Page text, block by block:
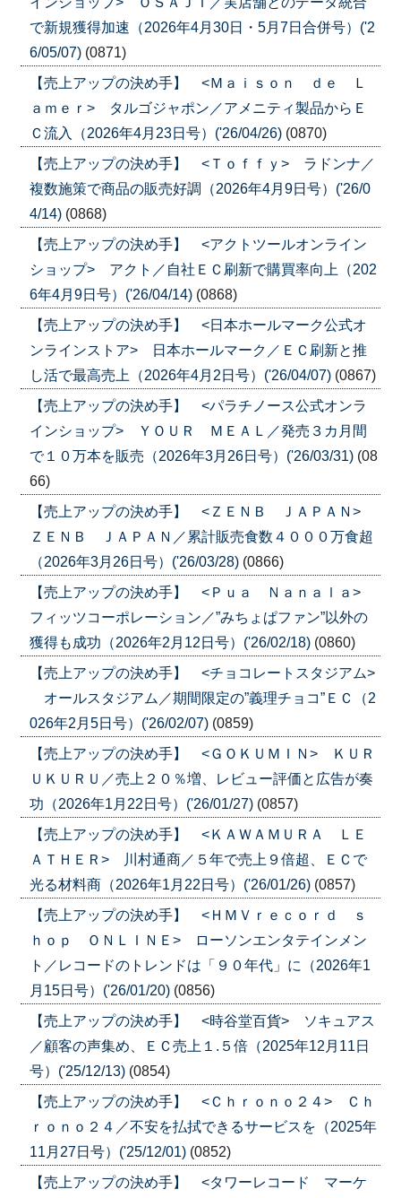
で新規獲得加速（2026年4月30日・5月7日合併号）('2
6/05/07) (0871)
【売上アップの決め手】 <Ｍａｉｓｏｎ ｄｅ Ｌ
ａｍｅｒ> タルゴジャポン／アメニティ製品からＥ
Ｃ流入（2026年4月23日号）('26/04/26) (0870)
【売上アップの決め手】 <Ｔｏｆｆｙ> ラドンナ／
複数施策で商品の販売好調（2026年4月9日号）('26/0
4/14) (0868)
【売上アップの決め手】 <アクトツールオンライン
ショップ> アクト／自社ＥＣ刷新で購買率向上（202
6年4月9日号）('26/04/14) (0868)
【売上アップの決め手】 <日本ホールマーク公式オ
ンラインストア> 日本ホールマーク／ＥＣ刷新と推
し活で最高売上（2026年4月2日号）('26/04/07) (0867)
【売上アップの決め手】 <パラチノース公式オンラ
インショップ> ＹＯＵＲ ＭＥＡＬ／発売３カ月間
で１０万本を販売（2026年3月26日号）('26/03/31) (08
66)
【売上アップの決め手】 <ＺＥＮＢ ＪＡＰＡＮ>
ＺＥＮＢ ＪＡＰＡＮ／累計販売食数４０００万食超
（2026年3月26日号）('26/03/28) (0866)
【売上アップの決め手】 <Ｐｕａ Ｎａｎａｌａ>
フィッツコーポレーション／”みちょぱファン”以外の
獲得も成功（2026年2月12日号）('26/02/18) (0860)
【売上アップの決め手】 <チョコレートスタジアム>
オールスタジアム／期間限定の”義理チョコ”ＥＣ（2
026年2月5日号）('26/02/07) (0859)
【売上アップの決め手】 <ＧＯＫＵＭＩＮ> ＫＵＲ
ＵＫＵＲＵ／売上２０％増、レビュー評価と広告が奏
功（2026年1月22日号）('26/01/27) (0857)
【売上アップの決め手】 <ＫＡＷＡＭＵＲＡ ＬＥ
ＡＴＨＥＲ> 川村通商／５年で売上９倍超、ＥＣで
光る材料商（2026年1月22日号）('26/01/26) (0857)
【売上アップの決め手】 <ＨＭＶｒｅｃｏｒｄ ｓ
ｈｏｐ ＯＮＬＩＮＥ> ローソンエンタテインメン
ト／レコードのトレンドは「９０年代」に（2026年1
月15日号）('26/01/20) (0856)
【売上アップの決め手】 <時谷堂百貨> ソキュアス
／顧客の声集め、ＥＣ売上１.５倍（2025年12月11日
号）('25/12/13) (0854)
【売上アップの決め手】 <Ｃｈｒｏｎｏ２４> Ｃｈ
ｒｏｎｏ２４／不安を払拭できるサービスを（2025年
11月27日号）('25/12/01) (0852)
【売上アップの決め手】 <タワーレコード マーケ